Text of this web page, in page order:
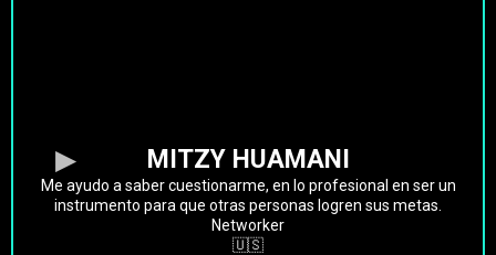
MITZY HUAMANI
Me ayudo a saber cuestionarme, en lo profesional en ser un
instrumento para que otras personas logren sus metas.
Networker
🇺🇸